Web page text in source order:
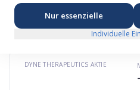
Nordamerika ⚕️
DYNE THERAPEUTICS AKTIE
-
Nur essenzielle
Individuelle